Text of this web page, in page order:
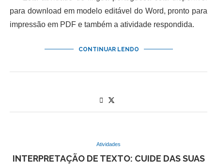
para download em modelo editável do Word, pronto para
impressão em PDF e também a atividade respondida.
CONTINUAR LENDO
Atividades
INTERPRETAÇÃO DE TEXTO: CUIDE DAS SUAS